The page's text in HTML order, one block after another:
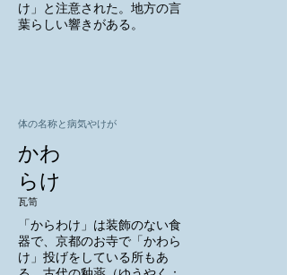
け」と注意された。地方の言
葉らしい響きがある。
体の名称と病気やけが
かわ
らけ
瓦笥
「からわけ」は装飾のない食
器で、京都のお寺で「かわら
け」投げをしている所もあ